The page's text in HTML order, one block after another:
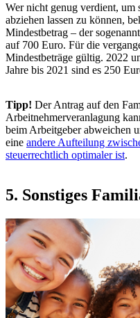
Wer nicht genug verdient, um
abziehen lassen zu können,
Mindestbetrag – der
auf 700 Euro. Für die
Mindestbeträge gültig. 2022
Jahre bis 2021 sind es 250
Tipp! Der Antrag auf den
Arbeitnehmerveranlagung
beim Arbeitgeber abweichen
eine andere Aufteilung
steuerrechtlich optimaler ist.
5. Sonstiges